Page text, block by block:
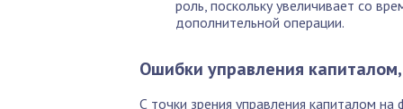
роль, поскольку увеличивает со
дополнительной операции.
Ошибки управления
С точки зрения управления капиталом